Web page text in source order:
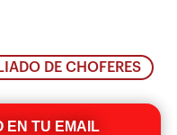
DE CHOFERES
EN TU EMAIL